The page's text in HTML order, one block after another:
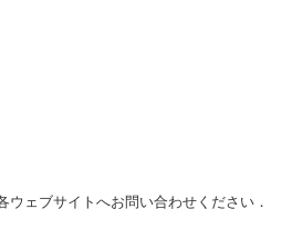
ェブサイトへお問い合わせください．